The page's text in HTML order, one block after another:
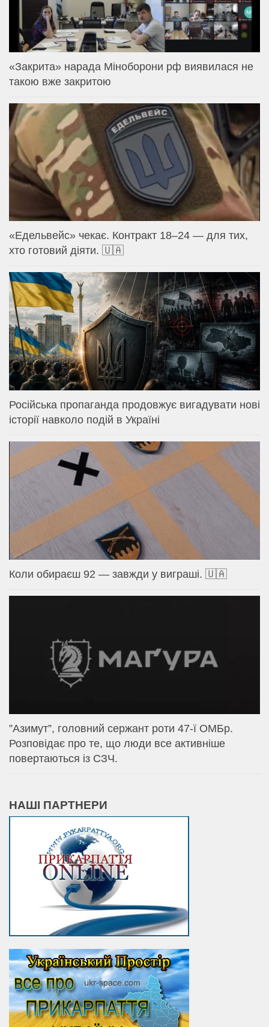
«Закрита» нарада Міноборони рф виявилася не
такою вже закритою
«Едельвейс» чекає. Контракт 18–24 — для тих,
хто готовий діяти. 🇺🇦
Російська пропаганда продовжує вигадувати нові
історії навколо подій в Україні
Коли обираєш 92 — завжди у виграші. 🇺🇦
⁨”Азимут”, головний сержант роти 47-ї ОМБр.
Розповідає про те, що люди все активніше
повертаються із СЗЧ.
НАШІ ПАРТНЕРИ